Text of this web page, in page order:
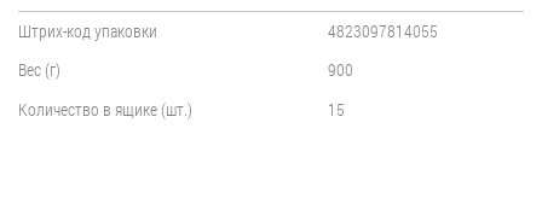
Штрих-код упаковки
4823097814055
Вес (г)
900
Количество в ящике (шт.)
15